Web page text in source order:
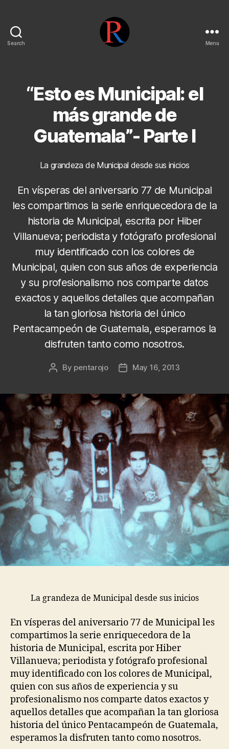
Search Menu
“Esto es Municipal: el
más grande de
Guatemala”- Parte I
La grandeza de Municipal desde sus inicios
En vísperas del aniversario 77 de Municipal
les compartimos la serie enriquecedora de la
historia de Municipal, escrita por Hiber
Villanueva; periodista y fotógrafo profesional
muy identificado con los colores de
Municipal, quien con sus años de experiencia
y su profesionalismo nos comparte datos
exactos y aquellos detalles que acompañan
la tan gloriosa historia del único
Pentacampeón de Guatemala, esperamos la
disfruten tanto como nosotros.
Post
By pentarojo
PostMay 16, 2013
La grandeza de Municipal desde sus inicios
En vísperas del aniversario 77 de Municipal les
compartimos la serie enriquecedora de la
historia de Municipal, escrita por Hiber
Villanueva; periodista y fotógrafo profesional
muy identificado con los colores de Municipal,
quien con sus años de experiencia y su
profesionalismo nos comparte datos exactos y
aquellos detalles que acompañan la tan gloriosa
historia del único Pentacampeón de Guatemala,
esperamos la disfruten tanto como nosotros.